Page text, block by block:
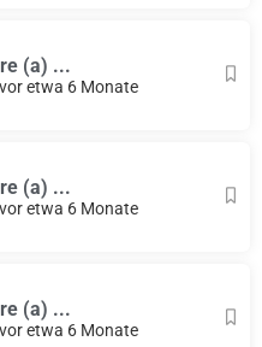
(a) ...
vor etwa 6 Monate
(a) ...
vor etwa 6 Monate
(a) ...
vor etwa 6 Monate